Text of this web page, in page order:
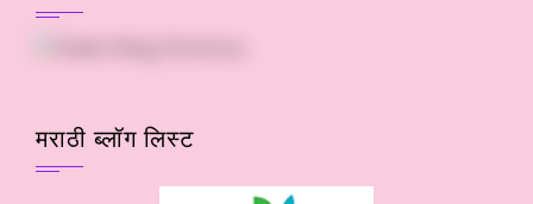
मराठी ब्लॉग लिस्ट